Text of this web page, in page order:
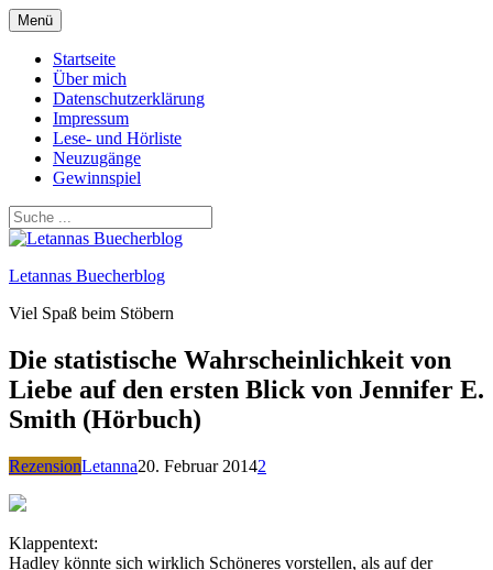
Zum
Inhalt
springen
Menü
Startseite
Über mich
Datenschutzerklärung
Impressum
Lese- und Hörliste
Neuzugänge
Gewinnspiel
Letannas Buecherblog
Viel Spaß beim Stöbern
Die statistische Wahrscheinlichkeit von
Liebe auf den ersten Blick von Jennifer E.
Smith (Hörbuch)
RezensionLetanna20. Februar 20142
Klappentext:
Hadley könnte sich wirklich Schöneres vorstellen, als auf der